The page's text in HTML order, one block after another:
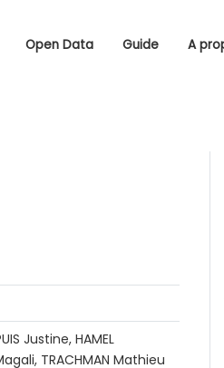
Open Data Guide A
Justine, HAMEL
TRACHMAN Mathieu